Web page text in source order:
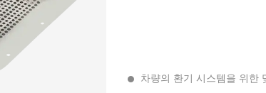
차량의 환기 시스템을 위한